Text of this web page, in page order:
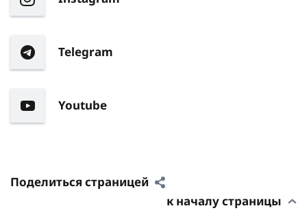
Telegram
Youtube
Поделиться страницей
к началу страницы